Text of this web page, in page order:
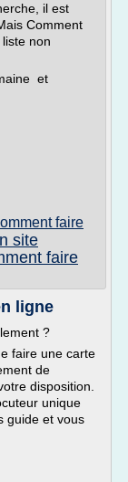
il est
Comment
non
et
faire
site
faire
ligne
?
faire une carte
de
disposition.
unique
guide et vous